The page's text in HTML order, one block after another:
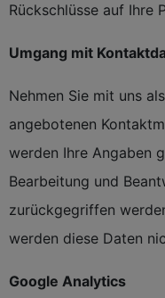
Rückschlüsse auf Ihre
Umgang mit
Nehmen Sie mit uns
angebotenen
werden Ihre Angaben
Bearbeitung und
zurückgegriffen
werden diese Daten
Google Analytics